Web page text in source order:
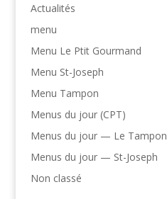
Actualités
menu
Menu Le Ptit Gourmand
Menu St-Joseph
Menu Tampon
Menus du jour (CPT)
Menus du jour — Le Tampon
Menus du jour — St-Joseph
Non classé